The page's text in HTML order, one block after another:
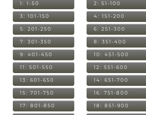
1: 1-50 2: 51-100
3: 101-150 4: 151-200
5: 201-250 6: 251-300
7: 301-350 8: 351-400
9: 401-450 10: 451-500
11: 501-550 12: 551-600
13: 601-650 14: 651-700
15: 701-750 16: 751-800
17: 801-850 18: 851-900